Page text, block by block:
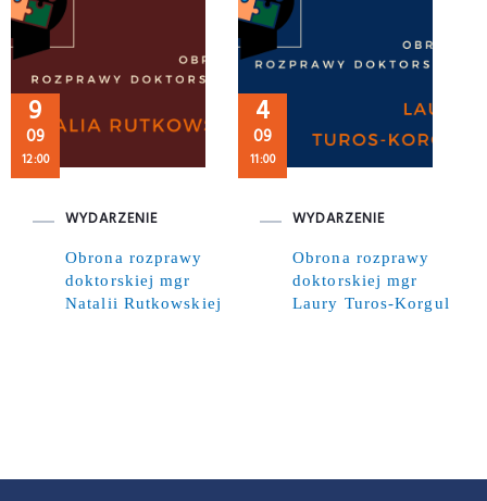
9
09
12:00
WYDARZENIE
Obrona rozprawy
doktorskiej mgr
Natalii Rutkowskiej
4
09
11:00
WYDARZENIE
Obrona rozprawy
doktorskiej mgr
Laury Turos-Korgul